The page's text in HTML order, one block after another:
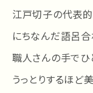
江戸切子の代表的
にちなんだ語呂合
職人さんの手でひ
うっとりするほど